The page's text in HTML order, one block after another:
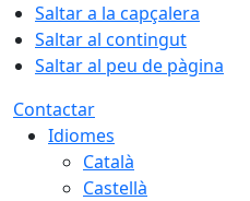
Saltar a la capçalera
Saltar al contingut
Saltar al peu de pàgina
Contactar
Idiomes
Català
Castellà